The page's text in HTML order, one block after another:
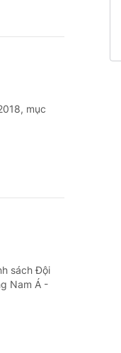
mục
sách Đội
Nam Á -